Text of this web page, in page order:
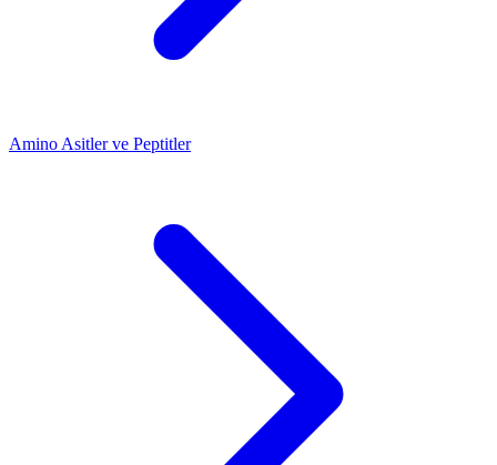
Amino Asitler ve Peptitler